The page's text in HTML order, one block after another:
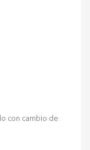
con cambio de